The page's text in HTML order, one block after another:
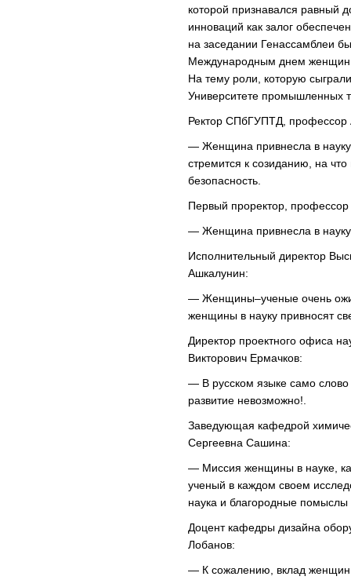
которой признавался равный
инноваций как залог
на заседании Генассамблеи
Международным днем женщин
На тему роли, которую
Университете промышленных
Ректор СПбГУПТД, профессор
— Женщина привнесла в
стремится к созиданию, на
безопасность.
Первый проректор,
— Женщина привнесла в науку
Исполнительный директор
Ашкалунин:
— Женщины–ученые очень
женщины в науку привносят
Директор проектного офиса
Викторович Ермачков:
— В русском языке само
развитие невозможно!.
Заведующая кафедрой
Сергеевна Сашина:
— Миссия женщины в науке,
ученый в каждом своем
наука и благородные
Доцент кафедры дизайна
Лобанов:
— К сожалению, вклад женщин